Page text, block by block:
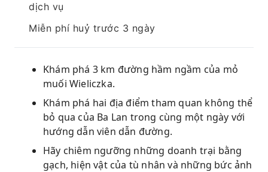
dịch vụ
Miễn phí huỷ trước 3 ngày
Khám phá 3 km đường hầm ngầm của mỏ
muối Wieliczka.
Khám phá hai địa điểm tham quan không thể
bỏ qua của Ba Lan trong cùng một ngày với
hướng dẫn viên dẫn đường.
Hãy chiêm ngưỡng những doanh trại bằng
gạch, hiện vật của tù nhân và những bức ảnh